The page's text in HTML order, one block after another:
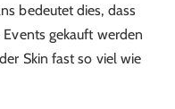
bedeutet dies, dass
gekauft werden
Skin fast so viel wie